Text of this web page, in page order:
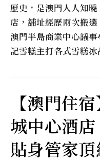
歷史，是澳門人人知
店，舖址經歷兩次搬
澳門半島商業中心議
記雪糕主打各式雪糕
【澳門住
城中心酒
貼身管家